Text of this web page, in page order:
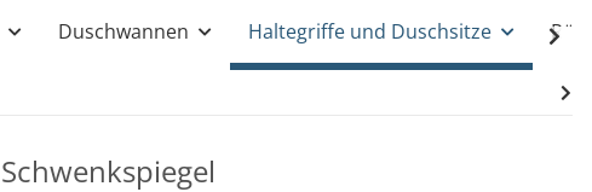
Duschwannen Haltegriffe und Duschsitze
Schwenkspiegel